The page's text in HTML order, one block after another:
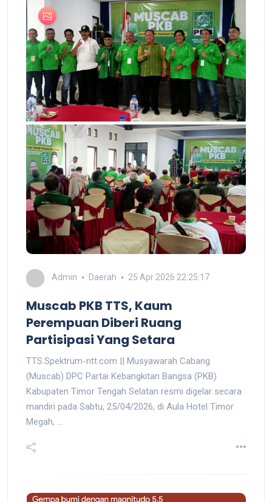
Admin Daerah 25 Apr 2026 22:25:17
Muscab PKB TTS, Kaum
Perempuan Diberi Ruang
Partisipasi Yang Setara
TTS.Spektrum-ntt.com || Musyawarah Cabang
(Muscab) DPC Partai Kebangkitan Bangsa (PKB)
Kabupaten Timor Tengah Selatan resmi digelar secara
mandiri pada Sabtu, 25/04/2026, di Aula Hotel Timor
Megah, ...